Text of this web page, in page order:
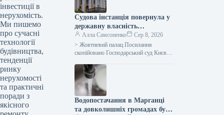
інвестиції в
нерухомість.
Ми пишемо
про сучасні
технології
будівництва,
тенденції
ринку
нерухомості
та практичні
поради з
якісного
Судова інстанція повернула у
державну власність
Жовтневий палац, оцінений
приблизно в мільярд.
Алла Самсоненко
Сер 8, 2026
> Жовтневий палац Посилання
скопійовано Господарський суд Києва
повернення у державне володіння
споруд колишнього Жовтневого
палацу. Про…
Водопостачання в Марганці
та довколишніх громадах було